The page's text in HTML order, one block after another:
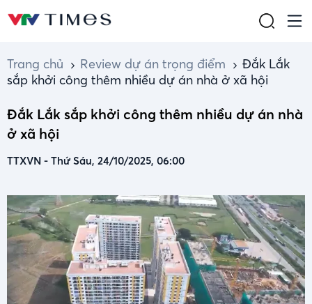
Trang chủ Review dự án trọng điểm
Đắk Lắk
sắp khởi công thêm nhiều dự án nhà ở xã hội
Đắk Lắk sắp khởi công thêm nhiều dự án nhà
ở xã hội
TTXVN - Thứ Sáu, 24/10/2025, 06:00